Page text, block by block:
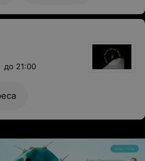
до 21:00